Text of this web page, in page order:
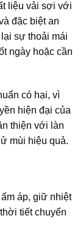
liệu vải sợi với
đặc biệt an
sự thoải mái
ngày hoặc cần
có hại, vì
hiện đại của
thiện với làn
mùi hiệu quả.
áp, giữ nhiệt
tiết chuyển